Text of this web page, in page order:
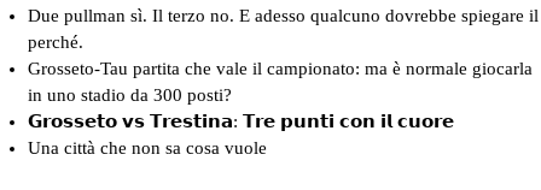
Due pullman sì. Il terzo no. E adesso qualcuno dovrebbe spiegare il
perché.
Grosseto-Tau partita che vale il campionato: ma è normale giocarla
in uno stadio da 300 posti?
𝗚𝗿𝗼𝘀𝘀𝗲𝘁𝗼 𝘃𝘀 𝗧𝗿𝗲𝘀𝘁𝗶𝗻𝗮: 𝗧𝗿𝗲 𝗽𝘂𝗻𝘁𝗶 𝗰𝗼𝗻 𝗶𝗹 𝗰𝘂𝗼𝗿𝗲
Una città che non sa cosa vuole